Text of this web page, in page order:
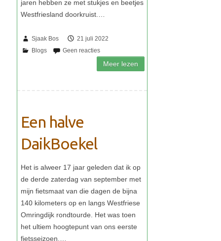
Sjaak Bos 21 juli 2022
Een halve
DaikBoekel